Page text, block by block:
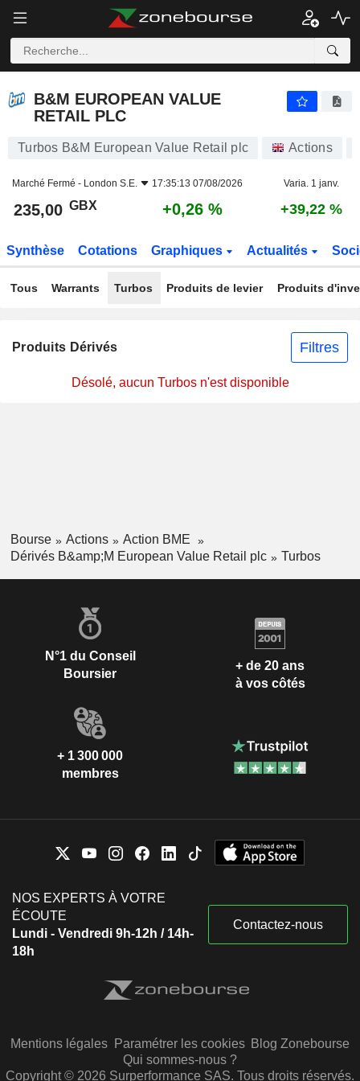
B&M EUROPEAN VALUE
RETAIL PLC
Turbos B&M European Value Retail plc Actions
Marché Fermé - London S.E. 17:35:13 07/08/2026 Varia. 1 janv.
235,00 GBX +0,26 % +39,22 %
Synthèse Cotations Graphiques Actualités
Tous Warrants Turbos Produits de levier Produits
Produits Dérivés Filtres
Désolé, aucun Turbos n'est disponible
Bourse Actions
Action BME
Dérivés B&amp;M European Value Retail plc
Turbos
N°1 du Conseil
Boursier
+ de 20 ans
à vos côtés
+ 1 300 000
membres
NOS EXPERTS À VOTRE
ÉCOUTE
Lundi - Vendredi 9h-12h / 14h-
18h
Contactez-nous
Mentions légales Paramétrer les cookies Blog Zonebourse
Qui sommes-nous ?
Copyright © 2026 Surperformance SAS. Tous droits réservés.